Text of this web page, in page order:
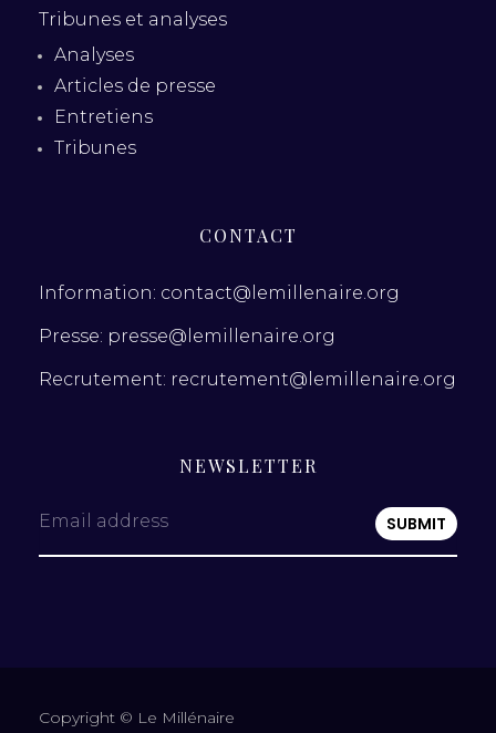
Tribunes et analyses
Analyses
Articles de presse
Entretiens
Tribunes
CONTACT
Information: contact@lemillenaire.org
Presse: presse@lemillenaire.org
Recrutement: recrutement@lemillenaire.org
NEWSLETTER
Email address
Copyright © Le Millénaire